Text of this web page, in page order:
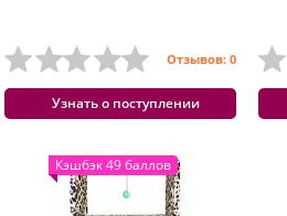
Отзывов: 0
Узнать о поступлении
Кэшбэк 49 баллов